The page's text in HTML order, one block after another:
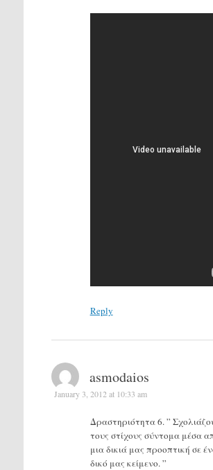
Reply
asmodaios
January 3, 2012 at 10:33 am
Δραστηριότητα 6. ”
τους στίχους σύντομα μέσα
μια δικιά μας προοπτική σε
δικό μας κείμενο. ”